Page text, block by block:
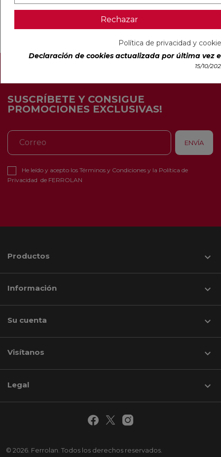
SUSCRÍBETE Y CONSIGUE
PROMOCIONES EXCLUSIVAS!
He leído y acepto los Términos y Condiciones y la Política de
Privacidad de FERROLAN
Productos 
Información 
Su cuenta 
Visítanos keyboard_arrow_down
© 2026. Ferrolan. Todos los derechos reservados.
Legal 
Rechazar
Política de privacidad y
Declaración de cookies actualizada por última vez
15/10/